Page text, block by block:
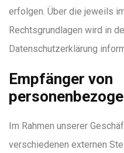
erfolgen. Über die jeweils
Rechtsgrundlagen wird in
Datenschutzerklärung
Empfänger von
Im Rahmen unserer
verschiedenen externen